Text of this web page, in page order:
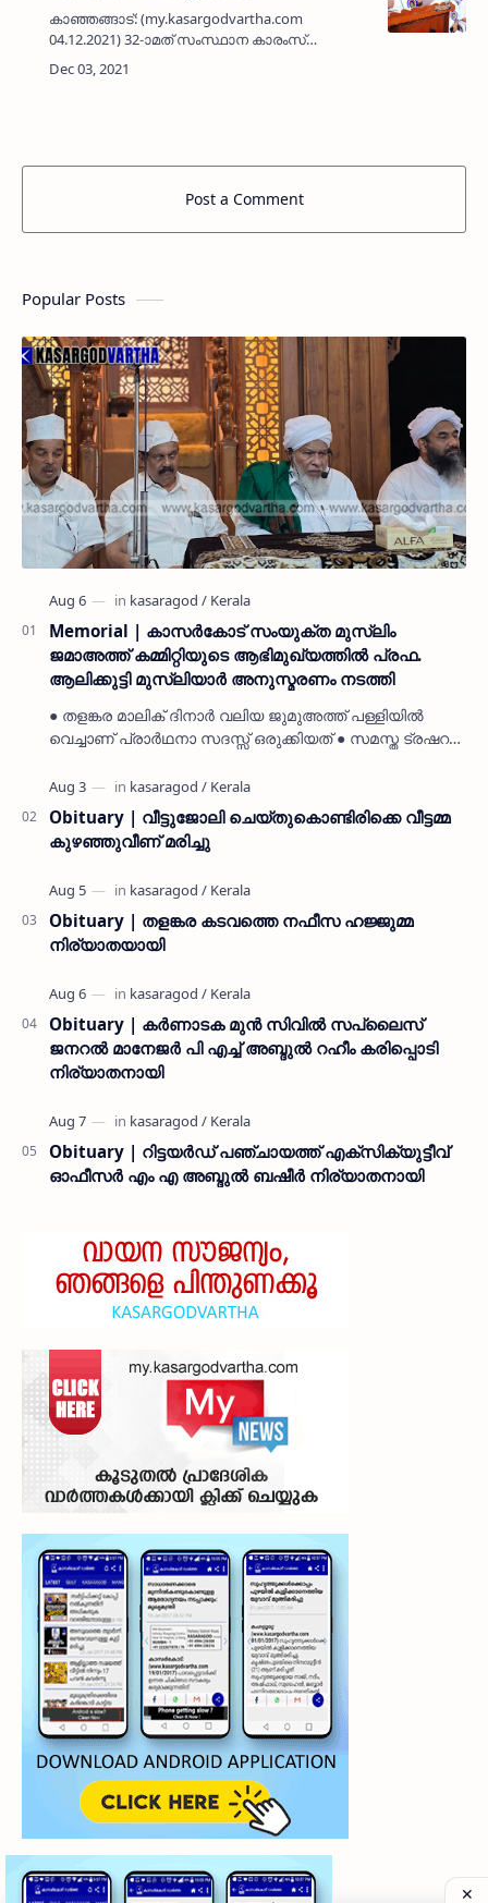
കാഞ്ഞങ്ങാട്: (my.kasargodvartha.com
04.12.2021) 32-ാമത് സംസ്ഥാന കാരംസ്
ചാംപ്യൻഷിപിന് പടന്നക്കാട് ഗുഡ് ഷെപേഡ്
പാസ്റ്ററൽ സെൻ്ററിൽ തുടക്കമായി. കോഴിക്കോട്
Post a Comment
Popular Posts
Memorial | കാസർകോട് സംയുക്ത മുസ്ലിം
ജമാഅത്ത് കമ്മിറ്റിയുടെ ആഭിമുഖ്യത്തിൽ പ്രഫ.
ആലിക്കുട്ടി മുസ്ലിയാർ അനുസ്മരണം നടത്തി
● തളങ്കര മാലിക് ദിനാർ വലിയ ജുമുഅത്ത് പള്ളിയിൽ
വെച്ചാണ് പ്രാർഥനാ സദസ്സ് ഒരുക്കിയത് ● സമസ്ത ട്രഷറർ
നൽകി കാസ…
Obituary | വീട്ടുജോലി ചെയ്തുകൊണ്ടിരിക്കെ വീട്ടമ്മ
കുഴഞ്ഞുവീണ് മരിച്ചു
Obituary | തളങ്കര കടവത്തെ നഫീസ ഹജ്ജുമ്മ
നിര്യാതയായി
Obituary | കർണാടക മുൻ സിവില്‍ സപ്ലൈസ്
ജനറൽ മാനേജർ പി എച്ച് അബ്ദുൽ റഹീം കരിപ്പൊടി
നിര്യാതനായി
Obituary | റിട്ടയർഡ് പഞ്ചായത്ത് എക്സിക്യുട്ടീവ്
ഓഫീസർ എം എ അബ്ദുൽ ബഷീർ നിര്യാതനായി